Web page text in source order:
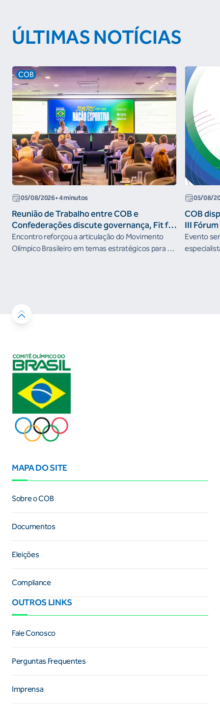
ÚLTIMAS NOTÍCIAS
COB
05/08/2026• 4 minutos
Reunião de Trabalho entre COB e
Confederações discute governança, Fit for
the Future e presença do Brasil em
organismos internacionais
Encontro reforçou a articulação do Movimento
Olímpico Brasileiro em temas estratégicos para os
05/08/
COB
III
Evento
MAPA DO SITE
Sobre o COB
Documentos
Eleições
Compliance
OUTROS LINKS
Fale Conosco
Perguntas Frequentes
Imprensa